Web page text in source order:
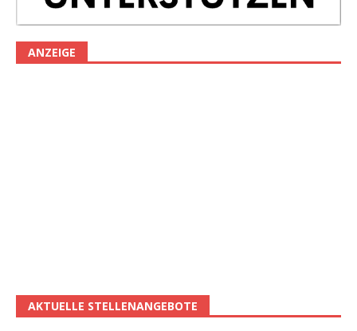
ANZEIGE
AKTUELLE STELLENANGEBOTE